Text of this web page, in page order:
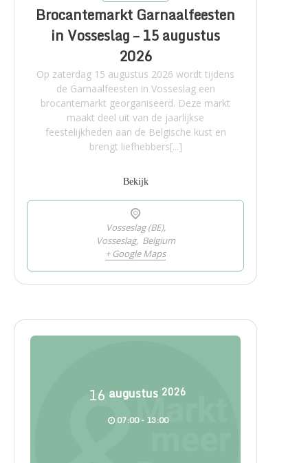
Brocantemarkt Garnaalfeesten
in Vosseslag – 15 augustus
2026
Op zaterdag 15 augustus 2026 wordt tijdens
de Garnaalfeesten in Vosseslag een
brocantemarkt georganiseerd. Deze markt
maakt deel uit van de jaarlijkse
feestelijkheden aan de Belgische kust en
brengt liefhebbers[...]
Bekijk
Vosseslag (BE),
Vosseslag, Belgium
+ Google Maps
16 augustus 2026
07:00 - 13:00